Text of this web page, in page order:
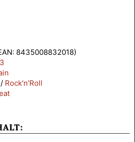
8435008832018)
/ Rock'n'Roll